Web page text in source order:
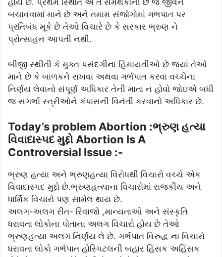
હોય છે. પ્રથમ સ્થિતિ એ તે સમર્થકોની છે જ જીવન
બચાવવામાં માને છે અને તમામ સંજોગોમાં ગભપાત પર
પ્રતિબંધ મૂકે છે તેઓ વિચારે છે કે સરકાર ભ્રુણ ને
પ્રોત્સાહન આપતી નથી.
બીજી સ્થીતી કે મુક્ત પસંદગીના હિમાયતીઓ છે જ્યાં તેઓ
માને છે કે બાળકને રાખવા અથવા ગર્ભપાત કરવા વચ્ચેના
નિર્ણય લેવાનો સંપૂર્ણ અધિકાર તેની માતા ન હોવો જોઇએ બધી
જ સગર્ભા સ્ત્રીઓને કંપાસની વિનંતી કરવાનો અધિકાર છે.
Today’s problem Abortion :ભ્રુણ હત્યા
વિવાદાસ્પદ મુદ્દો Abortion Is A
Controversial Issue :-
ભ્રુણ હત્યા અને ભ્રુણહત્યા વિરોધથી વિચારો વચ્ચે એક
વિવાદાસ્પદ મુદ્દો છે.ભ્રુણહત્યાના વિચારોમાં રાજકીય અને
ધાર્મિક વિચારો પણ સામેલ થાય છે.
અલગ-અલગ રીત- રિવાજો ,માન્યતાઓ અને સંસ્કૃતિ
ધરાવતા લોકોના પોતાના અલગ વિચારો હોય છે તેઓ
ભ્રુણહત્યા અલગ નિર્ણય લે છે. ગર્ભપાત વિરુદ્ધ ના વિચારો
ધરાવતા લોકો ગર્ભપાત હોસ્પિટલની બહાર હિંસક અહિંસક